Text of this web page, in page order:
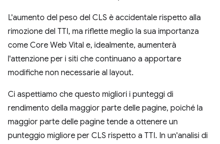
L'aumento del peso del CLS è accidentale rispetto alla
rimozione del TTI, ma riflette meglio la sua importanza
come Core Web Vital e, idealmente, aumenterà
l'attenzione per i siti che continuano a apportare
modifiche non necessarie al layout.
Ci aspettiamo che questo migliori i punteggi di
rendimento della maggior parte delle pagine, poiché la
maggior parte delle pagine tende a ottenere un
punteggio migliore per CLS rispetto a TTI. In un'analisi di